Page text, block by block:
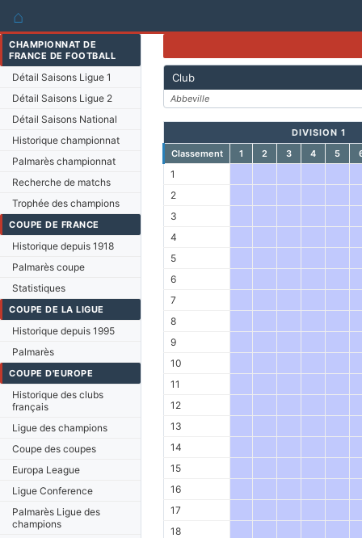
⌂
CHAMPIONNAT DE
FRANCE DE FOOTBALL
Détail Saisons Ligue 1
Détail Saisons Ligue 2
Détail Saisons National
Historique championnat
Palmarès championnat
Recherche de matchs
Trophée des champions
COUPE DE FRANCE
Historique depuis 1918
Palmarès coupe
Statistiques
COUPE DE LA LIGUE
Historique depuis 1995
Palmarès
COUPE D'EUROPE
Historique des clubs
français
Ligue des champions
Coupe des coupes
Europa League
Ligue Conference
Palmarès Ligue des
champions
Club
Abbeville
DIVISION 1
Classement
1 2 3 4 5
1
2
3
4
5
6
7
8
9
10
11
12
13
14
15
16
17
18